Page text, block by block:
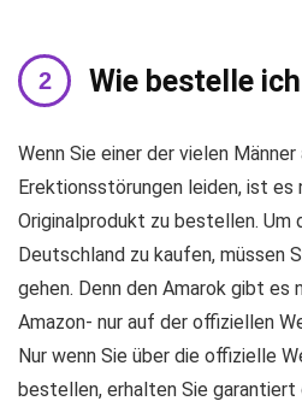
Wie bestelle
Wenn Sie einer der vielen
Erektionsstörungen leiden, ist es
Originalprodukt zu bestellen. Um
Deutschland zu kaufen, müssen
gehen. Denn den Amarok gibt es
Amazon- nur auf der offiziellen
Nur wenn Sie über die offizielle
bestellen, erhalten Sie garantiert